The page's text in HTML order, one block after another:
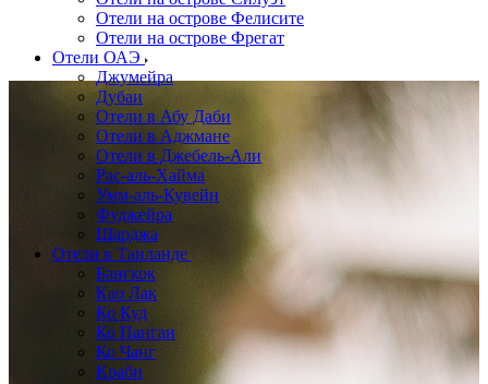
Отели на острове Фелисите
Отели на острове Фрегат
Отели ОАЭ
Джумейра
Дубаи
Отели в Абу Даби
Отели в Аджмане
Отели в Джебель-Али
Рас-аль-Хайма
Умм-аль-Кувейн
Фуджейра
Шарджа
Отели в Таиланде
Бангкок
Као Лак
Ко Куд
Ко Панган
Ко Чанг
Краби